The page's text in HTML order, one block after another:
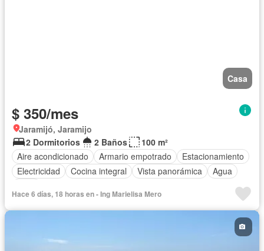
Casa
$ 350/mes
Jaramijó, Jaramijo
2 Dormitorios
2 Baños
100 m²
Aire acondicionado
Armario empotrado
Estacionamiento
Electricidad
Cocina integral Vista panorámica
Agua
Hace 6 días, 18 horas en - Ing Marielisa Mero